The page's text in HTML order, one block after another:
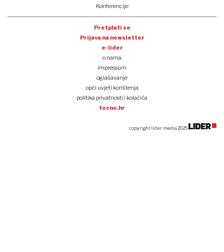
Konferencije
Pretplati se
Prijava na newsletter
e-lider
o nama
impressum
oglašavanje
opći uvjeti korištenja
politika privatnosti i kolačića
tocno.hr
copyright lider media 2025.